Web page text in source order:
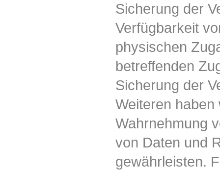
Sicherung der
Verfügbarkeit
physischen
betreffenden
Sicherung der
Weiteren haben
Wahrnehmung
von Daten und
gewährleisten.